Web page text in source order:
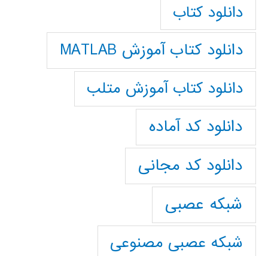
دانلود کتاب
دانلود کتاب آموزش MATLAB
دانلود کتاب آموزش متلب
دانلود کد آماده
دانلود کد مجانی
شبکه عصبی
شبکه عصبی مصنوعی